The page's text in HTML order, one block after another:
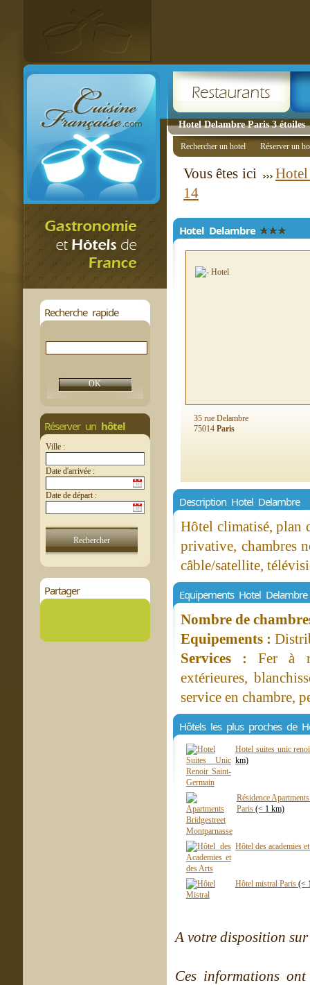
Hotel Delambre Paris 3 étoiles
Recherche rapide
Réserver un hôtel
Ville :
Date d'arrivée :
Date de départ :
Partager
Rechercher un hotel Réserver un
Vous êtes ici
14
Hotel Delambre
35 rue Delambre
75014 Paris
Description Hotel Delambre
Hôtel climatisé, plan
privative, chambres
câble/satellite,
Equipements Hotel Delambre
Nombre de
Equipements :
Services :Fer à
extérieures,
service en chambre,
Hôtels les plus proches de
Hotel suites unic
km)
Résidence
Paris (< 1 km)
Hôtel des academies
Hôtel mistral Paris (<
A votre disposition
Ces informations